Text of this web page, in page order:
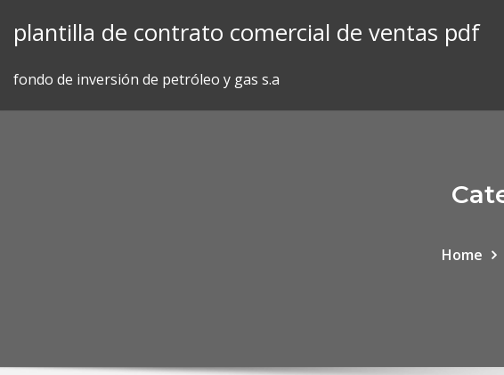
plantilla de contrato comercial de ventas pdf
fondo de inversión de petróleo y gas s.a
Home